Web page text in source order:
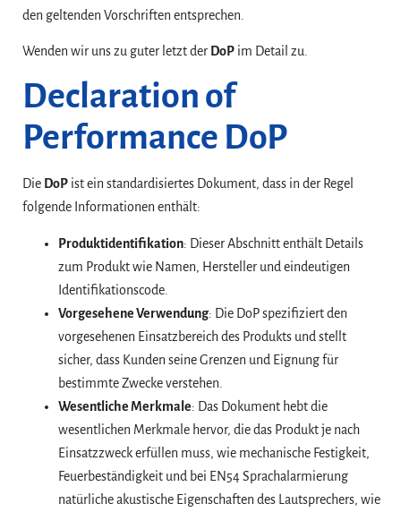
den geltenden Vorschriften entsprechen.
Wenden wir uns zu guter letzt der DoP im Detail zu.
Declaration of
Performance DoP
Die DoP ist ein standardisiertes Dokument, dass in der Regel
folgende Informationen enthält:
Produktidentifikation: Dieser Abschnitt enthält Details
zum Produkt wie Namen, Hersteller und eindeutigen
Identifikationscode.
Vorgesehene Verwendung: Die DoP spezifiziert den
vorgesehenen Einsatzbereich des Produkts und stellt
sicher, dass Kunden seine Grenzen und Eignung für
bestimmte Zwecke verstehen.
Wesentliche Merkmale: Das Dokument hebt die
wesentlichen Merkmale hervor, die das Produkt je nach
Einsatzzweck erfüllen muss, wie mechanische Festigkeit,
Feuerbeständigkeit und bei EN54 Sprachalarmierung
natürliche akustische Eigenschaften des Lautsprechers, wie